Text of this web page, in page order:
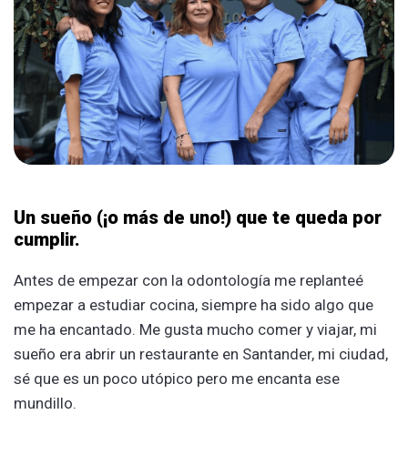
Un sueño (¡o más de uno!) que te queda por
cumplir.
Antes de empezar con la odontología me replanteé
empezar a estudiar cocina, siempre ha sido algo que
me ha encantado. Me gusta mucho comer y viajar, mi
sueño era abrir un restaurante en Santander, mi ciudad,
sé que es un poco utópico pero me encanta ese
mundillo.